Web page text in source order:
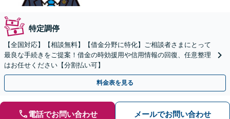
特定調停
【全国対応】【相談無料】【借金分野に特化】ご相談者さまにとって
最良な手続きをご提案！借金の時効援用や信用情報の回復、任意整理
はお任せください【分割払い可】
料金表を見る
電話でお問い合わせ メールでお問い合わせ